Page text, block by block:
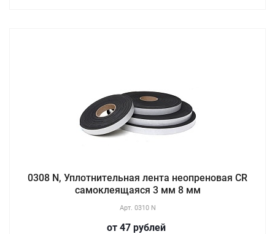
0308 N, Уплотнительная лента неопреновая CR
самоклеящаяся 3 мм 8 мм
Арт. 0310 N
от 47 рублей